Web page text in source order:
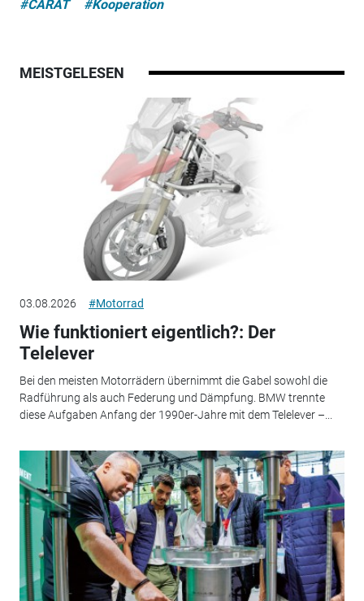
#CARAT #Kooperation
MEISTGELESEN
03.08.2026 #Motorrad
Wie funktioniert eigentlich?: Der
Telelever
Bei den meisten Motorrädern übernimmt die Gabel sowohl die
Radführung als auch Federung und Dämpfung. BMW trennte
diese Aufgaben Anfang der 1990er-Jahre mit dem Telelever –...